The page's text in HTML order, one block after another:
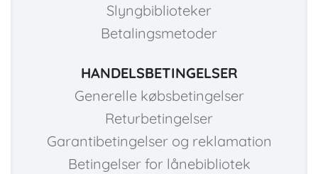
Slyngbiblioteker
Betalingsmetoder
HANDELSBETINGELSER
Generelle købsbetingelser
Returbetingelser
Garantibetingelser og reklamation
Betingelser for lånebibliotek